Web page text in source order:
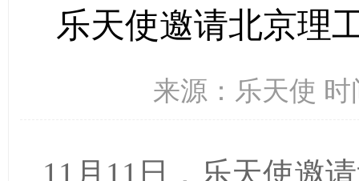
乐天使邀请北京理
来源：乐天使 时
11 月 11 日，乐天使邀